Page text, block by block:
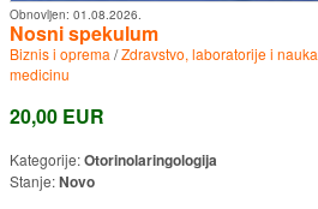
Obnovljen: 01.08.2026.
Nosni spekulum
Biznis i oprema /Zdravstvo, laboratorije i nauka
medicinu
20,00 EUR
Kategorije:Otorinolaringologija
Stanje:Novo